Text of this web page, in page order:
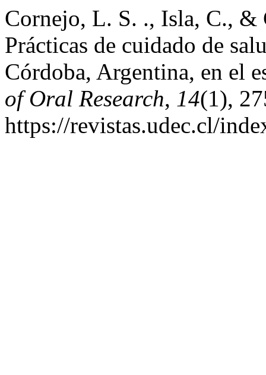
Cornejo, L. S. ., Isla, C., &
Prácticas de cuidado de
Córdoba, Argentina, en el
of Oral Research, 14(1),
https://revistas.udec.cl/